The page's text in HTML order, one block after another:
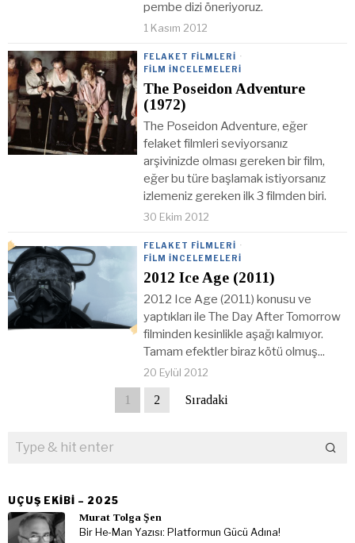
pembe dizi öneriyoruz.
1 Kasım 2012
FELAKET FILMLERI ·
FILM İNCELEMELERI
The Poseidon Adventure
(1972)
The Poseidon Adventure, eğer
felaket filmleri seviyorsanız
arşivinizde olması gereken bir film,
eğer bu türe başlamak istiyorsanız
izlemeniz gereken ilk 3 filmden biri.
30 Ekim 2012
FELAKET FILMLERI ·
FILM İNCELEMELERI
2012 Ice Age (2011)
2012 Ice Age (2011) konusu ve
yaptıkları ile The Day After Tomorrow
filminden kesinlikle aşağı kalmıyor.
Tamam efektler biraz kötü olmuş...
20 Eylül 2012
1 2 Sıradaki
UÇUŞ EKIBI – 2025
Murat Tolga Şen
Bir He-Man Yazısı: Platformun Gücü Adına!